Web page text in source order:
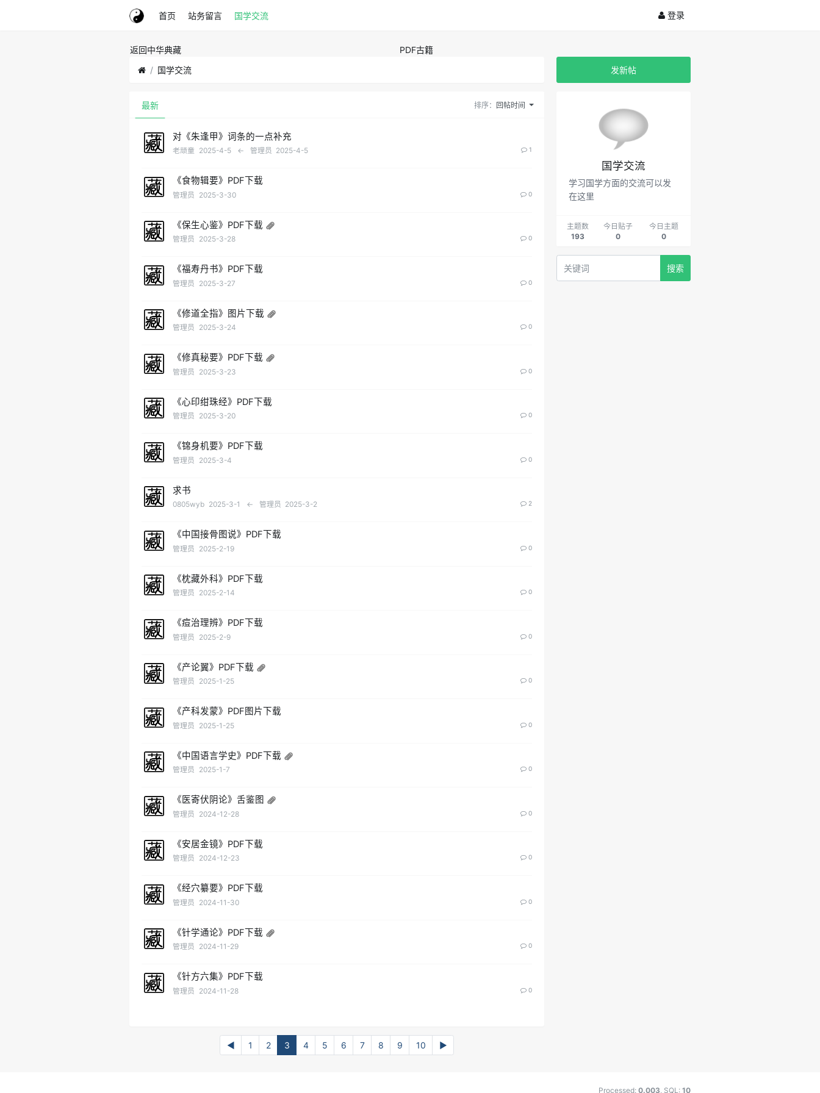
首页 站务留言 国学交流 登录
返回中华典藏
PDF古籍
国学交流
最新 排序： 回帖时间
对《朱逢甲》词条的一点补充
老顽童 2025-4-5 ← 管理员 2025-4-5 1
《食物辑要》PDF下载
管理员 2025-3-30 0
《保生心鉴》PDF下载
管理员 2025-3-28 0
《福寿丹书》PDF下载
管理员 2025-3-27 0
《修道全指》图片下载
管理员 2025-3-24 0
《修真秘要》PDF下载
管理员 2025-3-23 0
《心印绀珠经》PDF下载
管理员 2025-3-20 0
《锦身机要》PDF下载
管理员 2025-3-4 0
求书
0805wyb 2025-3-1 ← 管理员 2025-3-2 2
《中国接骨图说》PDF下载
管理员 2025-2-19 0
《枕藏外科》PDF下载
管理员 2025-2-14 0
《痘治理辨》PDF下载
管理员 2025-2-9 0
《产论翼》PDF下载
管理员 2025-1-25 0
《产科发蒙》PDF图片下载
管理员 2025-1-25 0
《中国语言学史》PDF下载
管理员 2025-1-7 0
《医寄伏阴论》舌鉴图
管理员 2024-12-28 0
《安居金镜》PDF下载
管理员 2024-12-23 0
《经穴纂要》PDF下载
管理员 2024-11-30 0
《针学通论》PDF下载
管理员 2024-11-29 0
《针方六集》PDF下载
管理员 2024-11-28 0
◀ 1 2 3 4 5 6 7 8 9 10 ▶
发新帖
国学交流
学习国学方面的交流可以发
在这里
主题数
193
今日贴子
0
今日主题
0
搜索
Processed: 0.003, SQL: 10